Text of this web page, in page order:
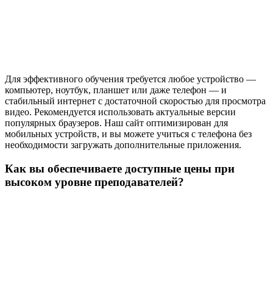
Для эффективного обучения требуется любое устройство —
компьютер, ноутбук, планшет или даже телефон — и
стабильный интернет с достаточной скоростью для просмотра
видео. Рекомендуется использовать актуальные версии
популярных браузеров. Наш сайт оптимизирован для
мобильных устройств, и вы можете учиться с телефона без
необходимости загружать дополнительные приложения.
Как вы обеспечиваете доступные цены при
высоком уровне преподавателей?